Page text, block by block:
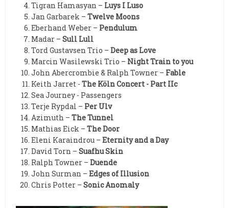
Tigran Hamasyan – Luys I Luso
Jan Garbarek –Twelve Moons
Eberhand Weber – Pendulum
Madar –Sull Lull
Tord Gustavsen Trio –Deep as Love
Marcin Wasilewski Trio – Night Train to you
John Abercrombie & Ralph Towner – Fable
Keith Jarret -The Köln Concert - Part IIc
Sea Journey - Passengers
Terje Rypdal – Per Ulv
Azimuth –The Tunnel
Mathias Eick – The Door
Eleni Karaindrou –Eternity and a Day
David Torn –Suafhu Skin
Ralph Towner –Duende
John Surman –Edges of Illusion
Chris Potter –Sonic Anomaly